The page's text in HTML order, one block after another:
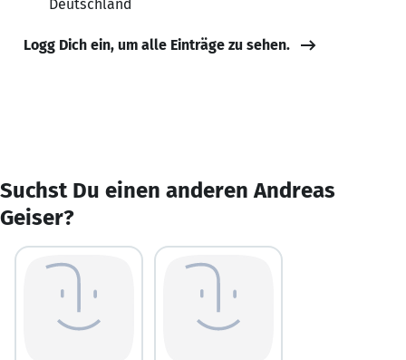
Deutschland
Logg Dich ein, um alle Einträge zu sehen.
Suchst Du einen anderen Andreas
Geiser?